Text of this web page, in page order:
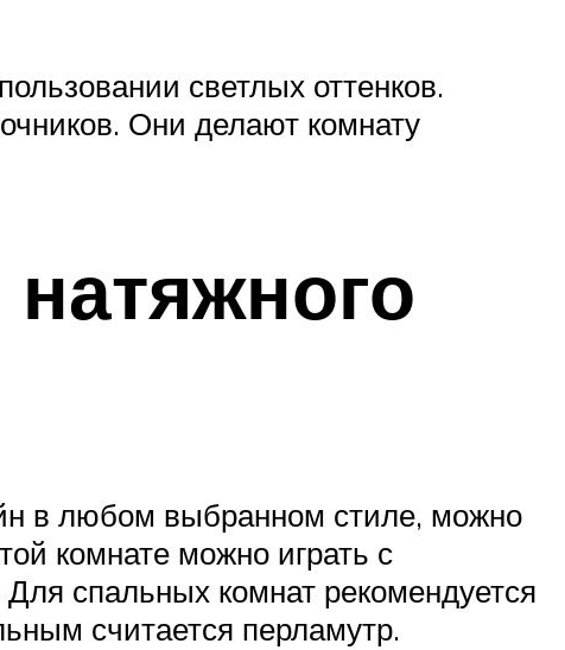
светлых оттенков.
Они делают комнату
в любом выбранном стиле, можно
комнате можно играть с
спальных комнат рекомендуется
считается перламутр.